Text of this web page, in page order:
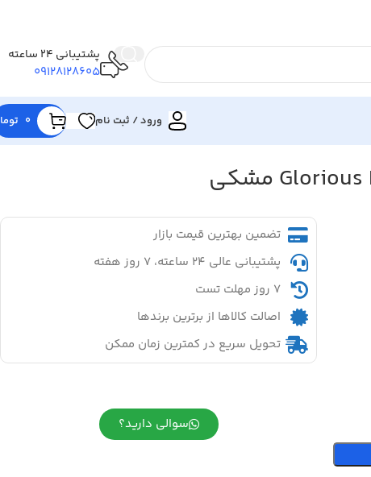
پشتیبانی 24 ساعته
09128128605
ورود / ثبت نام 0
تضمین بهترین قیمت بازار
پشتیبانی عالی ۲۴ ساعته، ۷ روز هفته
۷ روز مهلت تست
اصالت کالاها از برترین برندها
تحویل سریع در کمترین زمان ممکن
سوالی دارید؟